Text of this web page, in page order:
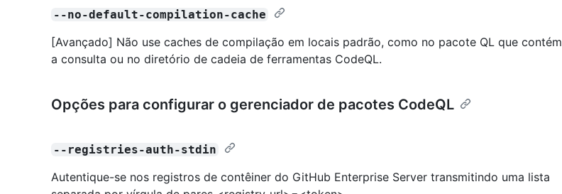
--no-default-compilation-cache
[Avançado] Não use caches de compilação em locais padrão, como no pacote QL que contém
a consulta ou no diretório de cadeia de ferramentas CodeQL.
Opções para configurar o gerenciador de pacotes CodeQL
--registries-auth-stdin
Autentique-se nos registros de contêiner do GitHub Enterprise Server transmitindo uma lista